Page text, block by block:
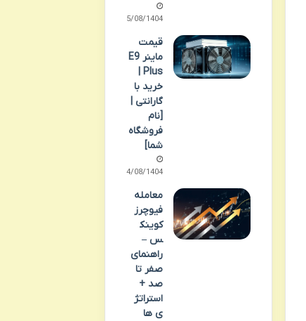
15/08/1404
قیمت
ماینر E9
Plus |
خرید با
گارانتی |
[نام
فروشگاه
شما]
14/08/1404
معامله
فیوچرز
کوینک
س –
راهنمای
صفر تا
صد +
استراتژ
ی ها